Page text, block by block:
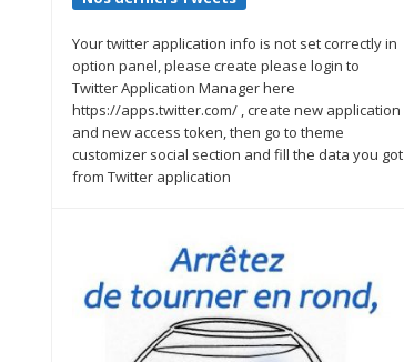
Your twitter application info is not set correctly in
option panel, please create please login to
Twitter Application Manager here
https://apps.twitter.com/ , create new application
and new access token, then go to theme
customizer social section and fill the data you got
from Twitter application